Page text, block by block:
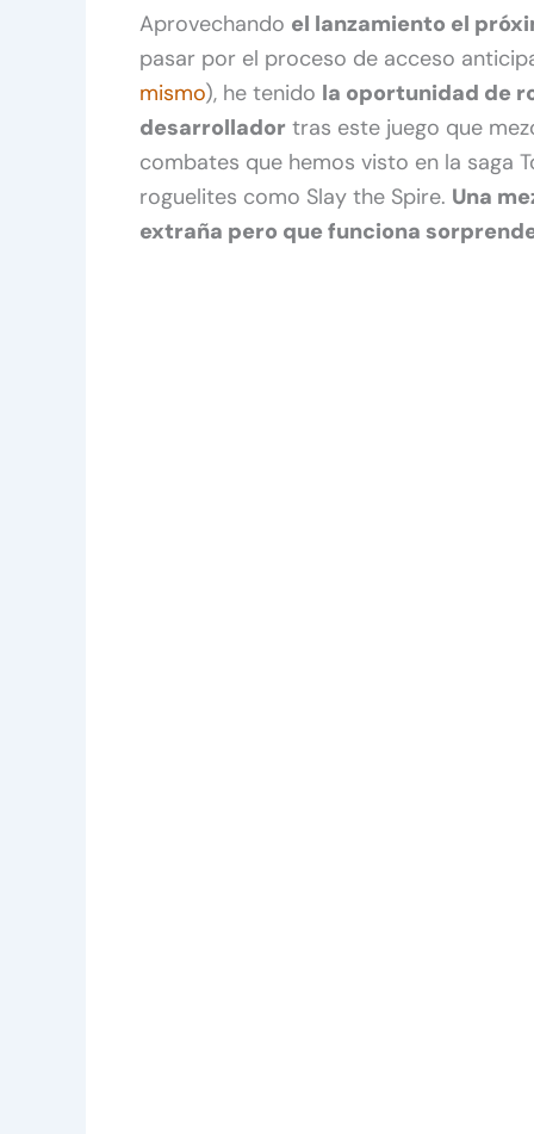
Aprovechando el lanzamiento el
pasar por el proceso de acceso
mismo), he tenido la oportunidad de
desarrollador tras este juego que
combates que hemos visto en la saga
roguelites como Slay the Spire. Una
extraña pero que funciona